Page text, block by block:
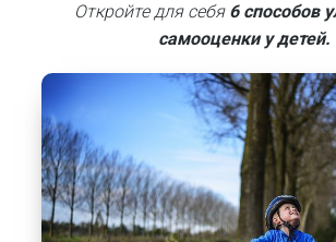
Откройте для себя 6 способов
самооценки у детей.